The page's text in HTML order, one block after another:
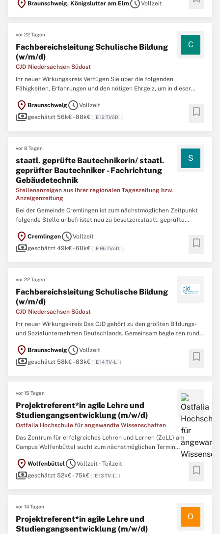
gut zu uns passen. Wir suchen offene Menschen mit Fantasie und
location_on Braunschweig, Königslutter am Elm scheduleVollzeit
vor 22 Tagen
Fachbereichsleitung Schulische Bildung
(w/m/d)
CJD Niedersachsen Südost
C
Ihr neuer Wirkungskreis Verfügen Sie über die folgenden
Fähigkeiten, Erfahrungen und den nötigen Ehrgeiz, um in dieser
gehört zu den größten Bildungs- und Sozialunternehmen
Deutschlands. Gemeinsam begleiten rund 11.000 Mitarbeitende
location_on BraunschweigscheduleVollzeit
paymentsgeschätzt 56k€ - 88k€( E 12 TVöD ) bookmark
vor 8 Tagen
staatl. geprüfte Bautechnikerin/ staatl.
geprüfter Bautechniker - Fachrichtung
Gebäudetechnik
Stellenanzeigen aus Ihrer regionalen Tageszeitung bzw.
Anzeigenzeitung
S
Bei der Gemeinde Cremlingen ist zum nächstmöglichen Zeitpunkt
folgende Stelle unbefristet neu zu besetzen:staatl. geprüfte
(m,w,d)Fachrichtung Gebäudetechnik oder Meister für
gebäudetechnische Anlagen - HLSE (m,w,d) oder jemanden mit
location_on CremlingenscheduleVollzeit
paymentsgeschätzt 49k€ - 68k€( E 9b TVöD ) bookmark
vor 22 Tagen
Fachbereichsleitung Schulische Bildung
(w/m/d)
CJD Niedersachsen Südost
Ihr neuer Wirkungskreis Das CJD gehört zu den größten Bildungs-
und Sozialunternehmen Deutschlands. Gemeinsam begleiten rund
individuellen Bildungs- und Lebensweg und schaffen Perspektiven
für eine selbstbestimmte Zukunft.Unser Fachbereich ...
location_on BraunschweigscheduleVollzeit
paymentsgeschätzt 58k€ - 83k€( E 14 TV-L ) bookmark
vor 15 Tagen
Projektreferent*in agile Lehre und
Studiengangsentwicklung (m/w/d)
Ostfalia Hochschule für angewandte Wissenschaften
Das Zentrum für erfolgreiches Lehren und Lernen (ZeLL) am
Campus Wolfenbüttel sucht zum nächstmöglichen Termin
eine*nProjektreferent*in agile Lehre und Studiengangsentwicklung
(m/w/d)Vergütung EG 13 TV-LUmfang 29,85 Std./WocheBefristung
bis zum 31.12.2029Beginn 01.10.2026Standort WolfenbüttelMit
location_on WolfenbüttelscheduleVollzeit · Teilzeit
paymentsgeschätzt 52k€ - 75k€( E 13 TV-L ) bookmark
vor 14 Tagen
Projektreferent*in agile Lehre und
Studiengangsentwicklung (m/w/d)
O